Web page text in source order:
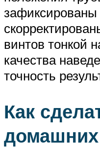
зафиксированы
винтов тонкой
качества
точность
Как
домашних